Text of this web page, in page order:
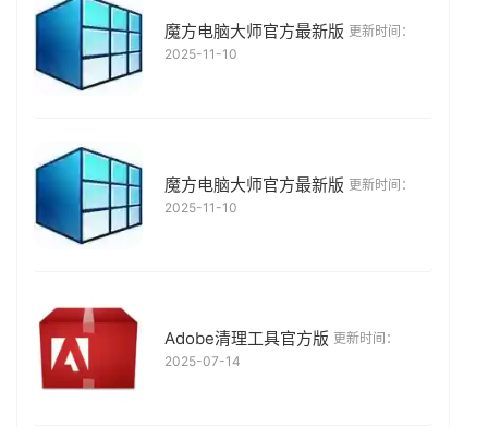
魔方电脑大师官方最新版 更新时间：
2025-11-10
魔方电脑大师官方最新版 更新时间：
2025-11-10
Adobe清理工具官方版 更新时间：
2025-07-14